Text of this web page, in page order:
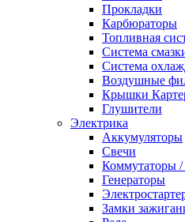
Прокладки
Карбюраторы
Топливная
Система
Система
Воздушные
Крышки
Глушители
Электрика
Аккумуляторы
Свечи
Коммутаторы
Генераторы
Замки